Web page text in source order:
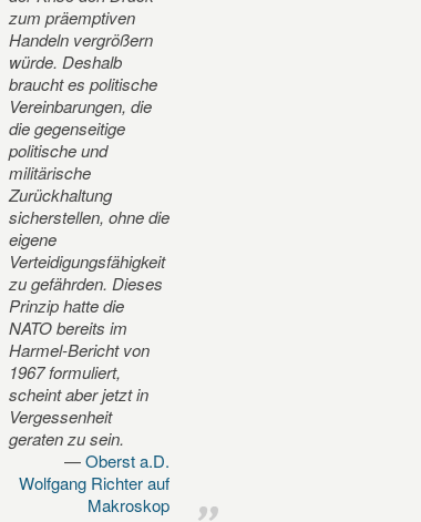
zum präemptiven
Handeln vergrößern
würde. Deshalb
braucht es politische
Vereinbarungen, die
die gegenseitige
politische und
militärische
Zurückhaltung
sicherstellen, ohne die
eigene
Verteidigungsfähigkeit
zu gefährden. Dieses
Prinzip hatte die
NATO bereits im
Harmel-Bericht von
1967 formuliert,
scheint aber jetzt in
Vergessenheit
geraten zu sein.
Oberst a.D.
Wolfgang Richter auf
Makroskop